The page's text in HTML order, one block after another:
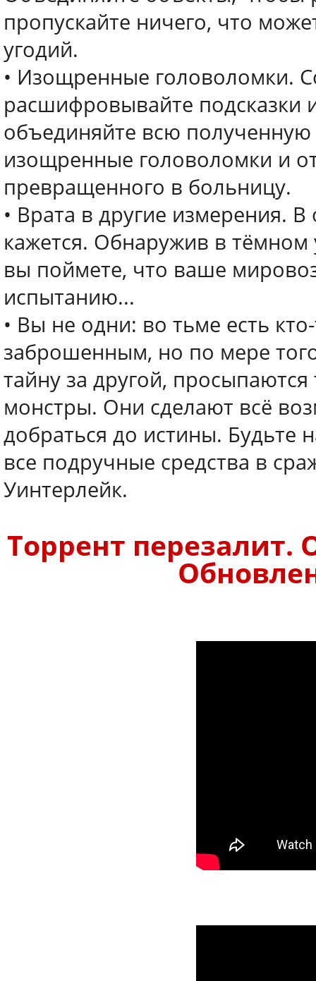
пропускайте ничего, что
угодий.
• Изощренные головоломки.
расшифровывайте подсказки
объединяйте всю
изощренные головоломки и
превращенного в больницу.
• Врата в другие измерения.
кажется. Обнаружив в
вы поймете, что ваше
испытанию...
• Вы не одни: во тьме есть
заброшенным, но по мере
тайну за другой,
монстры. Они сделают всё
добраться до истины. Будьте
все подручные средства в
Уинтерлейк.
Торрент перезалит.